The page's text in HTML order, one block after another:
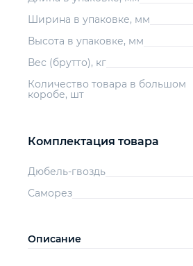
Ширина в упаковке, мм
Высота в упаковке, мм
Вес (брутто), кг
Количество товара в большом
коробе, шт
Комплектация товара
Дюбель-гвоздь
Саморез
Описание